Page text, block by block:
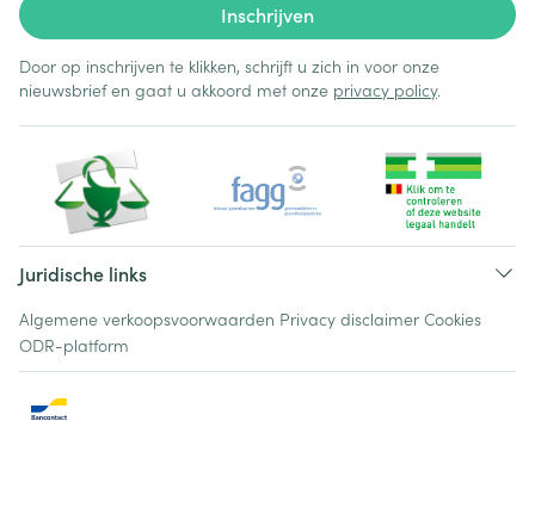
Inschrijven
Door op inschrijven te klikken, schrijft u zich in voor onze
nieuwsbrief en gaat u akkoord met onze privacy policy.
Juridische links
Algemene verkoopsvoorwaarden Privacy disclaimer Cookies
ODR-platform